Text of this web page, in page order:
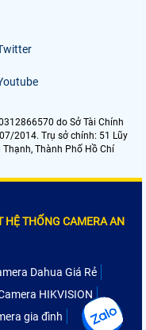
do Sở Tài Chính
2014. Trụ sở chính: 51 Lũy
Thạnh, Thành Phố Hồ Chí
HỆ THỐNG CAMERA AN
Dahua Giá Rẻ
HIKVISION
gia đình